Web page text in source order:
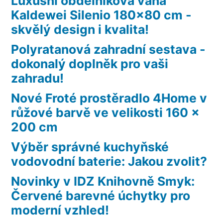
Kaldewei Silenio 180×80 cm -
skvělý design i kvalita!
Polyratanová zahradní sestava -
dokonalý doplněk pro vaši
zahradu!
Nové Froté prostěradlo 4Home v
růžové barvě ve velikosti 160 x
200 cm
Výběr správné kuchyňské
vodovodní baterie: Jakou zvolit?
Novinky v IDZ Knihovně Smyk:
Červené barevné úchytky pro
moderní vzhled!